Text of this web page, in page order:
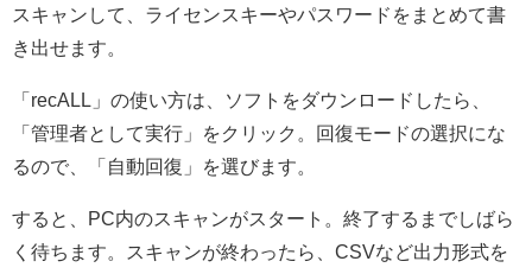
スキャンして、ライセンスキーやパスワードをまとめて書
き出せます。
「recALL」の使い方は、ソフトをダウンロードしたら、
「管理者として実行」をクリック。回復モードの選択にな
るので、「自動回復」を選びます。
すると、PC内のスキャンがスタート。終了するまでしばら
く待ちます。スキャンが終わったら、CSVなど出力形式を